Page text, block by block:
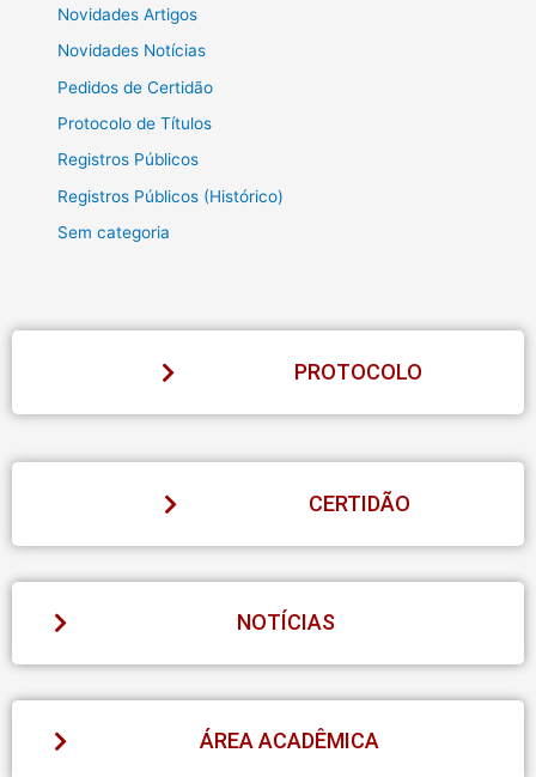
Novidades Artigos
Novidades Notícias
Pedidos de Certidão
Protocolo de Títulos
Registros Públicos
Registros Públicos (Histórico)
Sem categoria
PROTOCOLO
CERTIDÃO
NOTÍCIAS
ÁREA ACADÊMICA